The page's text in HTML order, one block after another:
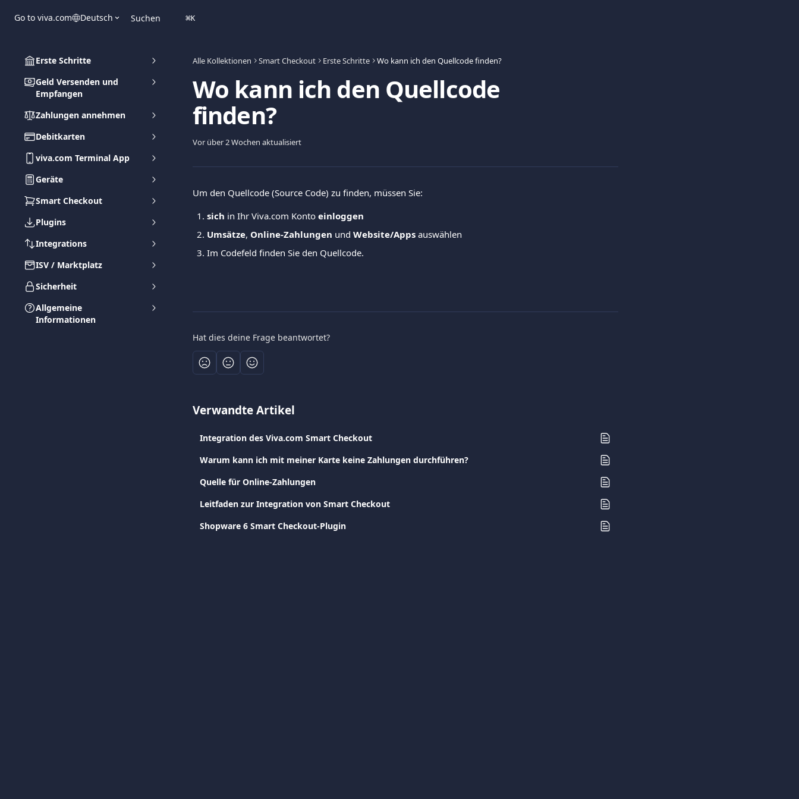
Go to viva.com Deutsch Suchen ⌘K
Erste Schritte
Geld Versenden und
Empfangen
Zahlungen annehmen
Debitkarten
viva.com Terminal App
Geräte
Smart Checkout
Plugins
Integrations
ISV / Marktplatz
Sicherheit
Allgemeine
Informationen
Alle Kollektionen Smart Checkout Erste Schritte Wo kann ich den Quellcode finden?
Wo kann ich den Quellcode
finden?
Vor über 2 Wochen aktualisiert
Um den Quellcode (Source Code) zu finden, müssen Sie:
sich in Ihr Viva.com Konto einloggen
Umsätze, Online-Zahlungen und Website/Apps auswählen
Im Codefeld finden Sie den Quellcode.
Hat dies deine Frage beantwortet?
Verwandte Artikel
Integration des Viva.com Smart Checkout
Warum kann ich mit meiner Karte keine Zahlungen durchführen?
Quelle für Online-Zahlungen
Leitfaden zur Integration von Smart Checkout
Shopware 6 Smart Checkout-Plugin